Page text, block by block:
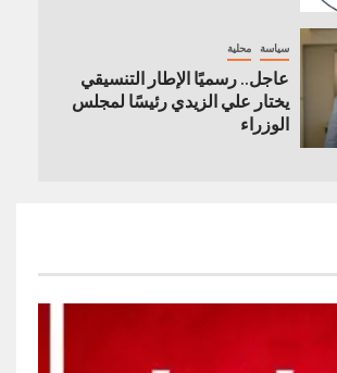
سياسة محلية
عاجل.. رسميًا الإطار التنسيقي
يختار علي الزيدي رئيسًا لمجلس
الوزراء